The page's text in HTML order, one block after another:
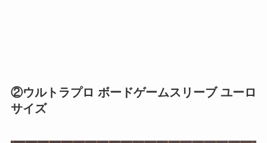
②ウルトラプロ ボードゲームスリーブ ユーロ
サイズ